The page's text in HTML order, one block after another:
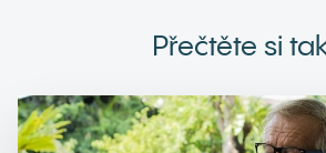
Přečtěte si